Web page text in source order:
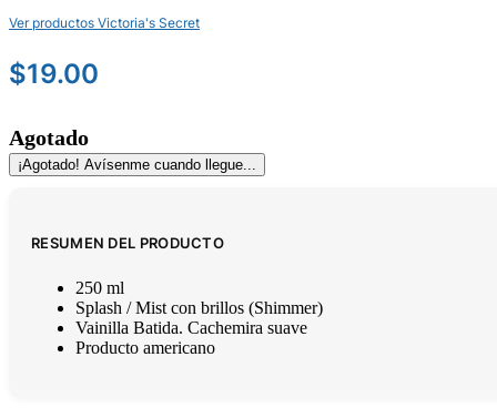
Ver productos Victoria's Secret
$19.00
Agotado
¡Agotado! Avísenme cuando llegue...
RESUMEN DEL PRODUCTO
250 ml
Splash / Mist con brillos (Shimmer)
Vainilla Batida. Cachemira suave
Producto americano